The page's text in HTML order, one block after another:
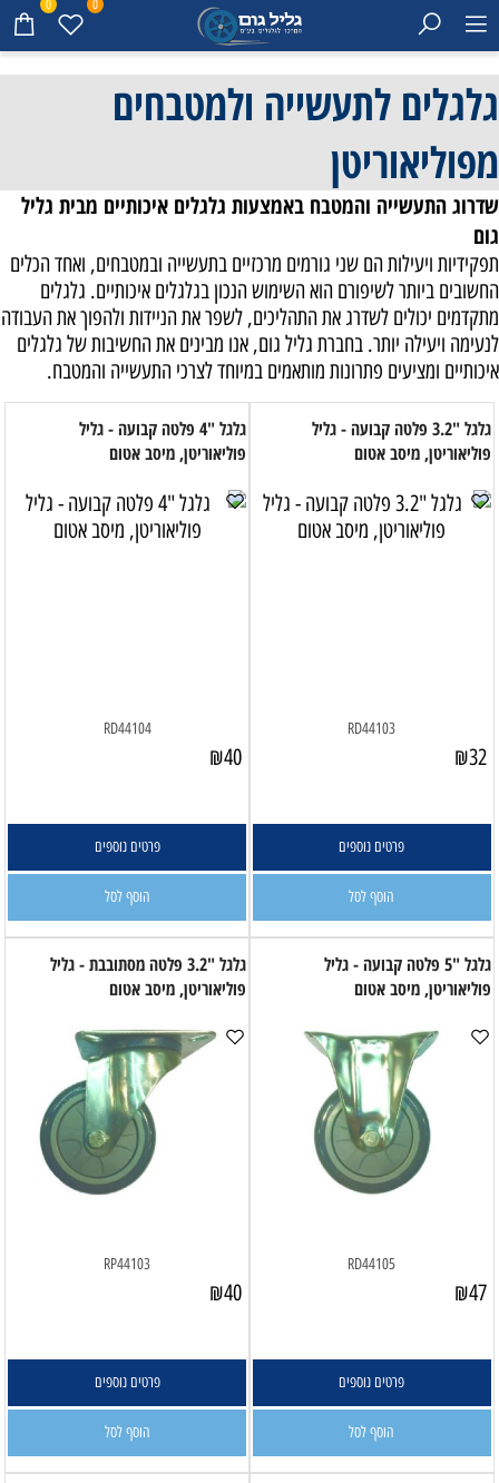
0 0
גלגלים לתעשייה ולמטבחים
מפוליאוריטן
שדרוג התעשייה והמטבח באמצעות גלגלים איכותיים מבית גליל
גום
תפקידיות ויעילות הם שני גורמים מרכזיים בתעשייה ובמטבחים, ואחד הכלים
החשובים ביותר לשיפורם הוא השימוש הנכון בגלגלים איכותיים. גלגלים
מתקדמים יכולים לשדרג את התהליכים, לשפר את הניידות ולהפוך את העבודה
לנעימה ויעילה יותר. בחברת גליל גום, אנו מבינים את החשיבות של גלגלים
איכותיים ומציעים פתרונות מותאמים במיוחד לצרכי התעשייה והמטבח.
גלגל "3.2 פלטה קבועה - גליל
פוליאוריטן, מיסב אטום
RD44103
₪32
פרטים נוספים
הוסף לסל
גלגל "4 פלטה קבועה - גליל
פוליאוריטן, מיסב אטום
RD44104
₪40
פרטים נוספים
הוסף לסל
גלגל "5 פלטה קבועה - גליל
פוליאוריטן, מיסב אטום
RD44105
₪47
פרטים נוספים
הוסף לסל
גלגל "3.2 פלטה מסתובבת - גליל
פוליאוריטן, מיסב אטום
RP44103
₪40
פרטים נוספים
הוסף לסל